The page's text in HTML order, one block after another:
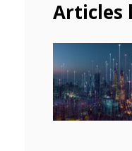
Articles